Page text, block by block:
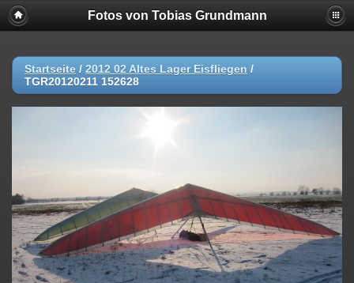
Fotos von Tobias Grundmann
Startseite / 2012 02 Altes Lager Eisfliegen /
TGR20120211 152628